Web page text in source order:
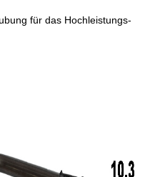
für das Hochleistungs-